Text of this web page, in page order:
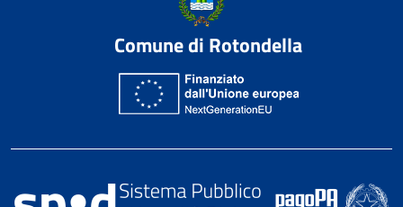
Comune di Rotondella